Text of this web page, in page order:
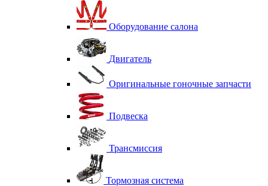
Оборудование салона
Двигатель
Оригинальные гоночные запчасти
Подвеска
Трансмиссия
Тормозная система